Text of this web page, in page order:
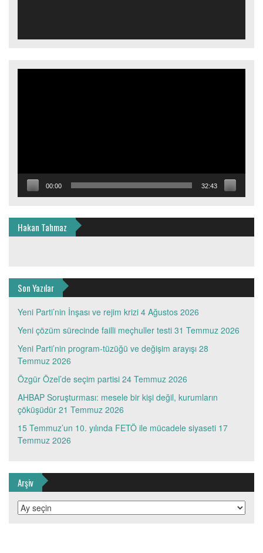
00:00 32:43
Hakan Tahmaz
Son Yazılar
Yeni Parti’nin İnşası ve rejim krizi 4 Ağustos 2026
Yeni çözüm sürecinde failli meçhuller testi 31 Temmuz 2026
Yeni Parti’nin program-tüzüğü ve değişim arayışı 28
Temmuz 2026
Özgür Özel’de seçim partisi 24 Temmuz 2026
AHBAP Soruşturması: mesele bir kişi değil, kurumların
çöküşüdür 21 Temmuz 2026
15 Temmuz’un 10. yılında FETÖ ile mücadele siyaseti 17
Temmuz 2026
Arşiv
Arşiv